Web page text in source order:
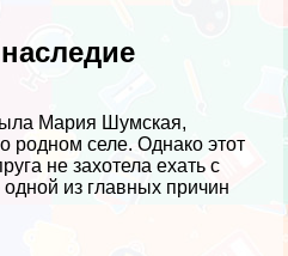
Мария Шумская,
родном селе. Однако этот
не захотела ехать с
из главных причин